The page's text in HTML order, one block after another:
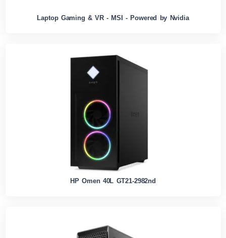
Laptop Gaming & VR - MSI - Powered by Nvidia
HP Omen 40L GT21-2982nd